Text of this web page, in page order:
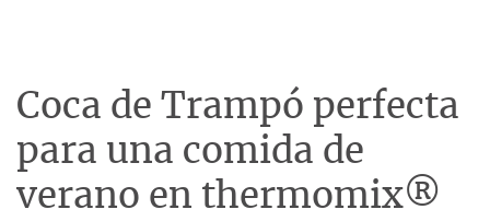
Coca de Trampó perfecta
para una comida de
verano en thermomix®